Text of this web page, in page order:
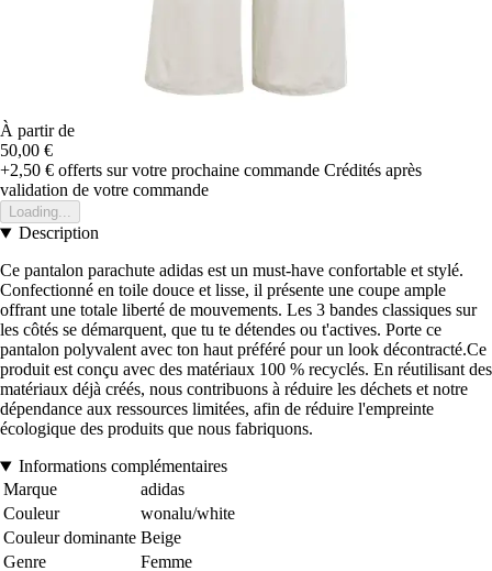
À partir de
50,00 €
+2,50 € offerts sur votre prochaine commande Crédités après
validation de votre commande
Loading...
Description
Ce pantalon parachute adidas est un must-have confortable et stylé.
Confectionné en toile douce et lisse, il présente une coupe ample
offrant une totale liberté de mouvements. Les 3 bandes classiques sur
les côtés se démarquent, que tu te détendes ou t'actives. Porte ce
pantalon polyvalent avec ton haut préféré pour un look décontracté.Ce
produit est conçu avec des matériaux 100 % recyclés. En réutilisant des
matériaux déjà créés, nous contribuons à réduire les déchets et notre
dépendance aux ressources limitées, afin de réduire l'empreinte
écologique des produits que nous fabriquons.
Informations complémentaires
Marque
adidas
Couleur
wonalu/white
Couleur dominante Beige
Genre
Femme